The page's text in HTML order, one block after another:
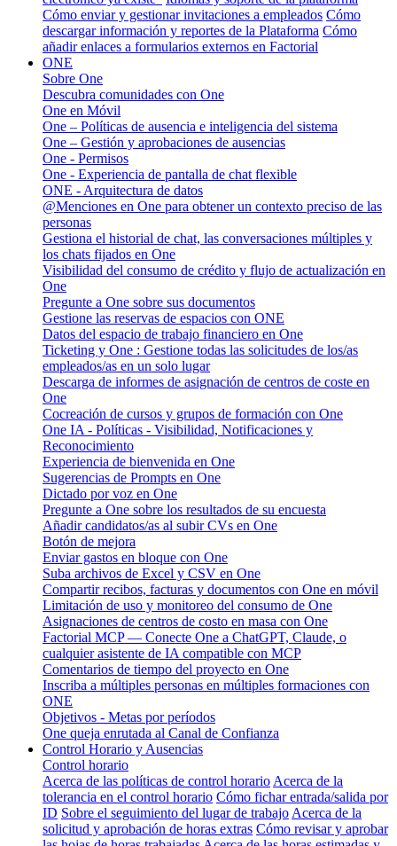
Cómo enviar y gestionar invitaciones a empleados Cómo
descargar información y reportes de la Plataforma Cómo
añadir enlaces a formularios externos en Factorial
ONE
Sobre One
Descubra comunidades con One
One en Móvil
One – Políticas de ausencia e inteligencia del sistema
One – Gestión y aprobaciones de ausencias
One - Permisos
One - Experiencia de pantalla de chat flexible
ONE - Arquitectura de datos
@Menciones en One para obtener un contexto preciso de las
personas
Gestiona el historial de chat, las conversaciones múltiples y
los chats fijados en One
Visibilidad del consumo de crédito y flujo de actualización en
One
Pregunte a One sobre sus documentos
Gestione las reservas de espacios con ONE
Datos del espacio de trabajo financiero en One
Ticketing y One : Gestione todas las solicitudes de los/as
empleados/as en un solo lugar
Descarga de informes de asignación de centros de coste en
One
Cocreación de cursos y grupos de formación con One
One IA - Políticas - Visibilidad, Notificaciones y
Reconocimiento
Experiencia de bienvenida en One
Sugerencias de Prompts en One
Dictado por voz en One
Pregunte a One sobre los resultados de su encuesta
Añadir candidatos/as al subir CVs en One
Botón de mejora
Enviar gastos en bloque con One
Suba archivos de Excel y CSV en One
Compartir recibos, facturas y documentos con One en móvil
Limitación de uso y monitoreo del consumo de One
Asignaciones de centros de costo en masa con One
Factorial MCP — Conecte One a ChatGPT, Claude, o
cualquier asistente de IA compatible con MCP
Comentarios de tiempo del proyecto en One
Inscriba a múltiples personas en múltiples formaciones con
ONE
Objetivos - Metas por períodos
One queja enrutada al Canal de Confianza
Control Horario y Ausencias
Control horario
Acerca de las políticas de control horario Acerca de la
tolerancia en el control horario Cómo fichar entrada/salida por
ID Sobre el seguimiento del lugar de trabajo Acerca de la
solicitud y aprobación de horas extras Cómo revisar y aprobar